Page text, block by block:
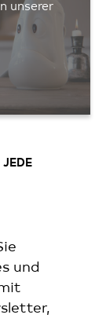
unserer
JEDE
und